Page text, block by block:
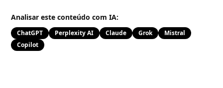
Analisar este conteúdo com IA:
ChatGPT Perplexity AI Claude Grok
Mistral
Copilot